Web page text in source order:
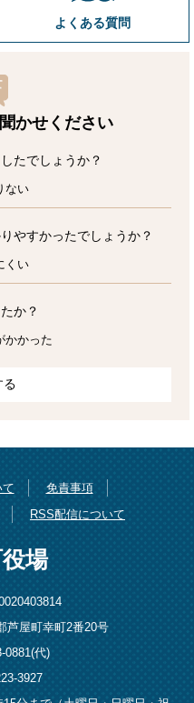
よくある質問
かせ ください
たでしょうか？
ない
やすかったでしょうか？
くい
か？
かかった
免責事項
RSS配信について
場
芦屋町幸町2番20号
0881(代)
3927